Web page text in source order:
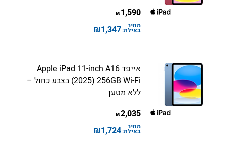
1,590
₪
מחיר
באילת:1,347
₪
אייפד Apple iPad 11-inch A16
(2025) 256GB Wi-Fi בצבע כחול –
ללא מטען
2,035
₪
מחיר
באילת:1,724
₪